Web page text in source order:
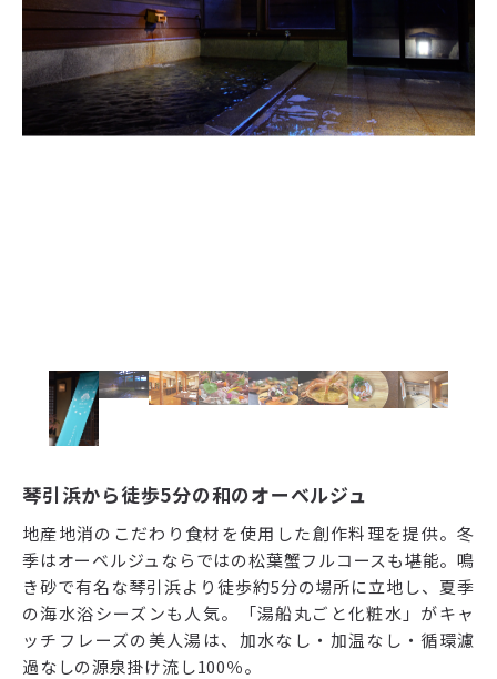
琴引浜から徒歩5分の和のオーベルジュ
地産地消のこだわり食材を使用した創作料理を提供。冬
季はオーベルジュならではの松葉蟹フルコースも堪能。鳴
き砂で有名な琴引浜より徒歩約5分の場所に立地し、夏季
の海水浴シーズンも人気。「湯船丸ごと化粧水」がキャ
ッチフレーズの美人湯は、加水なし・加温なし・循環濾
過なしの源泉掛け流し100％。